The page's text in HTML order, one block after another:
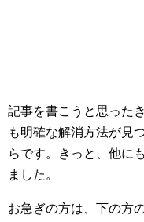
記事を書こうと思った
も明確な解消方法が見
らです。きっと、他に
ました。
お急ぎの方は、下の方